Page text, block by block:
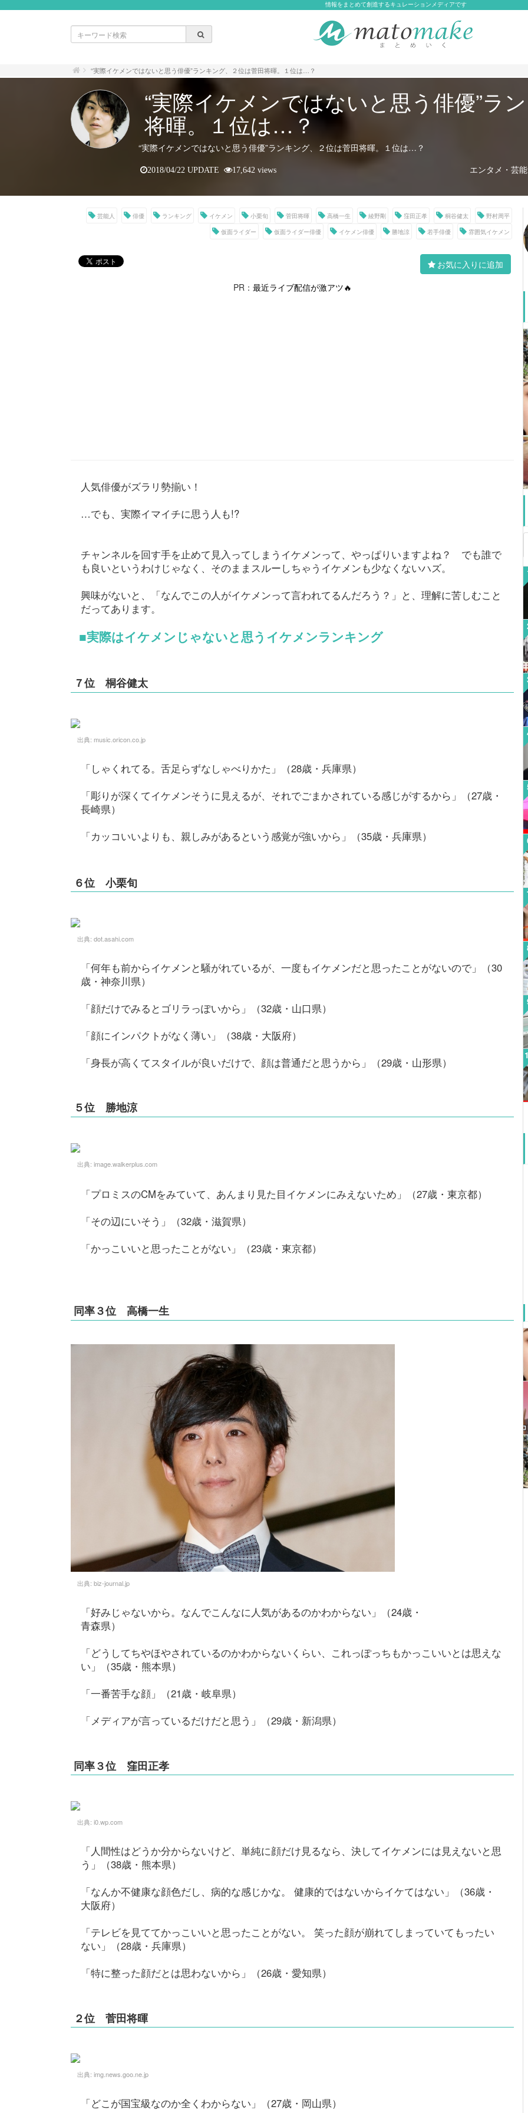
情報をまとめて創造するキュレーションメディアです
“実際イケメンではないと思う俳優”ランキング、２位は菅田将暉。１位は…？
“実際イケメンではないと思う俳優”ラ
将暉。１位は…？
“実際イケメンではないと思う俳優”ランキング、２位は菅田将暉。１位は…？
エンタメ・芸
2018/04/22 UPDATE 17,642 views
芸能人 俳優 ランキング イケメン 小栗旬 菅田将暉 高橋一生 綾野剛 窪田正孝 桐谷健太
野村周平
仮面ライダー
仮面ライダー俳優 イケメン俳優 勝地涼 若手俳優 雰囲気イケメン
お気に入りに追加
PR： 最近ライブ配信が激アツ🔥
人気俳優がズラリ勢揃い！
…でも、実際イマイチに思う人も!?
チャンネルを回す手を止めて見入ってしまうイケメンって、やっぱりいますよね？ でも誰で
も良いというわけじゃなく、そのままスルーしちゃうイケメンも少なくないハズ。
興味がないと、「なんでこの人がイケメンって言われてるんだろう？」と、理解に苦しむこと
だってあります。
■実際はイケメンじゃないと思うイケメンランキング
７位 桐谷健太
出典: music.oricon.co.jp
「しゃくれてる。舌足らずなしゃべりかた」（28歳・兵庫県）
「彫りが深くてイケメンそうに見えるが、それでごまかされている感じがするから」（27歳・
長崎県）
「カッコいいよりも、親しみがあるという感覚が強いから」（35歳・兵庫県）
６位 小栗旬
出典: dot.asahi.com
「何年も前からイケメンと騒がれているが、一度もイケメンだと思ったことがないので」（30
歳・神奈川県）
「顔だけでみるとゴリラっぽいから」（32歳・山口県）
「顔にインパクトがなく薄い」（38歳・大阪府）
「身長が高くてスタイルが良いだけで、顔は普通だと思うから」（29歳・山形県）
５位 勝地涼
出典: image.walkerplus.com
「プロミスのCMをみていて、あんまり見た目イケメンにみえないため」（27歳・東京都）
「その辺にいそう」（32歳・滋賀県）
「かっこいいと思ったことがない」（23歳・東京都）
同率３位 高橋一生
出典: biz-journal.jp
「好みじゃないから。なんでこんなに人気があるのかわからない」（24歳・
青森県）
「どうしてちやほやされているのかわからないくらい、これっぽっちもかっこいいとは思えな
い」（35歳・熊本県）
「一番苦手な顔」（21歳・岐阜県）
「メディアが言っているだけだと思う」（29歳・新潟県）
同率３位 窪田正孝
出典: i0.wp.com
「人間性はどうか分からないけど、単純に顔だけ見るなら、決してイケメンには見えないと思
う」（38歳・熊本県）
「なんか不健康な顔色だし、病的な感じかな。 健康的ではないからイケてはない」（36歳・
大阪府）
「テレビを見ててかっこいいと思ったことがない。 笑った顔が崩れてしまっていてもったい
ない」（28歳・兵庫県）
「特に整った顔だとは思わないから」（26歳・愛知県）
２位 菅田将暉
出典: img.news.goo.ne.jp
「どこが国宝級なのか全くわからない」（27歳・岡山県）